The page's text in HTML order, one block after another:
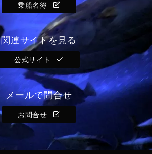
乗船名簿
関連サイトを見る
公式サイト
メールで問合せ
お問合せ